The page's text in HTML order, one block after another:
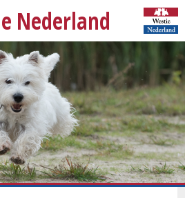
Nederland